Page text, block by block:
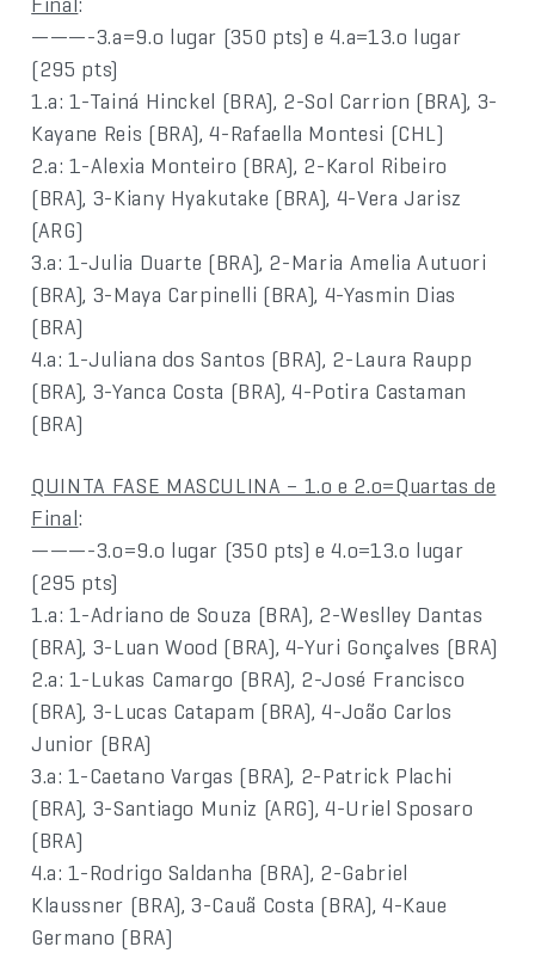
———-3.a=9.o lugar (350 pts) e 4.a=13.o lugar
(295 pts)
1.a: 1-Tainá Hinckel (BRA), 2-Sol Carrion (BRA), 3-
Kayane Reis (BRA), 4-Rafaella Montesi (CHL)
2.a: 1-Alexia Monteiro (BRA), 2-Karol Ribeiro
(BRA), 3-Kiany Hyakutake (BRA), 4-Vera Jarisz
(ARG)
3.a: 1-Julia Duarte (BRA), 2-Maria Amelia Autuori
(BRA), 3-Maya Carpinelli (BRA), 4-Yasmin Dias
(BRA)
4.a: 1-Juliana dos Santos (BRA), 2-Laura Raupp
(BRA), 3-Yanca Costa (BRA), 4-Potira Castaman
(BRA)
QUINTA FASE MASCULINA – 1.o e 2.o=Quartas de
Final:
———-3.o=9.o lugar (350 pts) e 4.o=13.o lugar
(295 pts)
1.a: 1-Adriano de Souza (BRA), 2-Weslley Dantas
(BRA), 3-Luan Wood (BRA), 4-Yuri Gonçalves (BRA)
2.a: 1-Lukas Camargo (BRA), 2-José Francisco
(BRA), 3-Lucas Catapam (BRA), 4-João Carlos
Junior (BRA)
3.a: 1-Caetano Vargas (BRA), 2-Patrick Plachi
(BRA), 3-Santiago Muniz (ARG), 4-Uriel Sposaro
(BRA)
4.a: 1-Rodrigo Saldanha (BRA), 2-Gabriel
Klaussner (BRA), 3-Cauã Costa (BRA), 4-Kaue
Germano (BRA)